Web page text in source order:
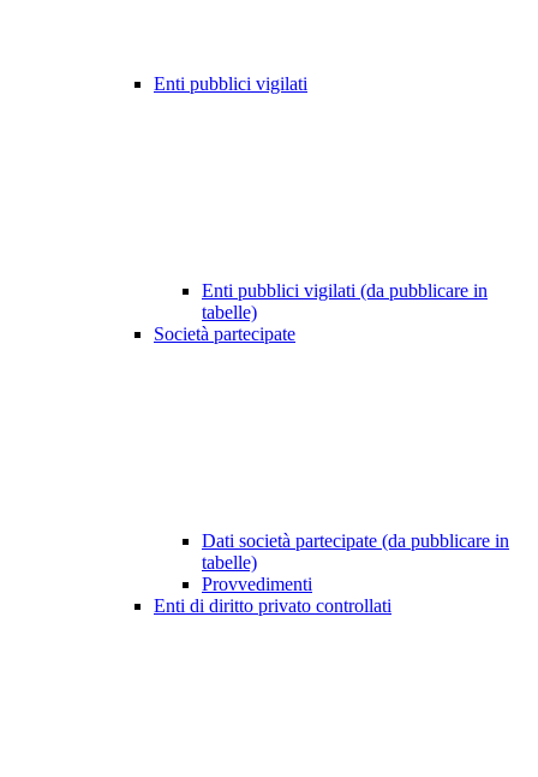
Enti pubblici vigilati
Enti pubblici vigilati (da pubblicare in
tabelle)
Società partecipate
Dati società partecipate (da pubblicare in
tabelle)
Provvedimenti
Enti di diritto privato controllati